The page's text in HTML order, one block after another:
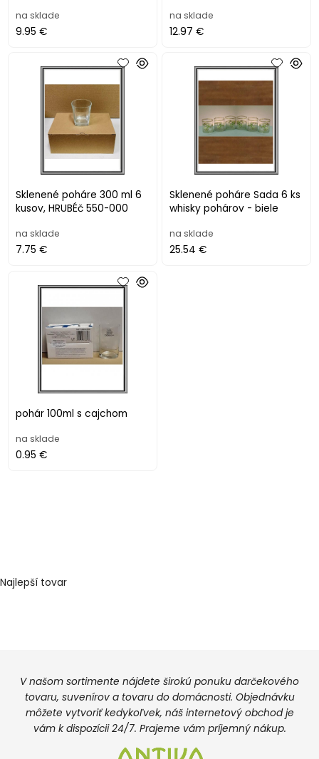
na sklade
9.95 €
na sklade
12.97 €
Sklenené poháre 300 ml 6
kusov, HRUBÉč 550-000
na sklade
7.75 €
Sklenené poháre Sada 6 ks
whisky pohárov - biele
na sklade
25.54 €
pohár 100ml s cajchom
na sklade
0.95 €
Najlepší tovar
V našom sortimente nájdete širokú ponuku darčekového
tovaru, suvenírov a tovaru do domácnosti. Objednávku
môžete vytvoriť kedykoľvek, náš internetový obchod je
vám k dispozícii 24/7. Prajeme vám príjemný nákup.